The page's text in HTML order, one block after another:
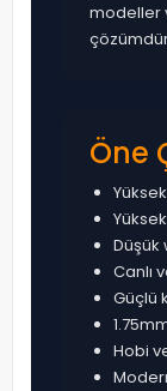
modeller
Öne
Düşük
Canlı
Güçlü
Hobi